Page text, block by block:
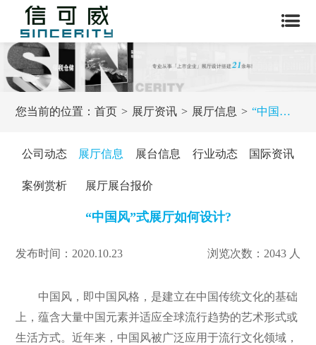
您当前的位置：首页 展厅资讯 展厅信息 “中国风”式展厅如何设计?
公司动态 展厅信息 展台信息 行业动态 国际资讯
案例赏析 展厅展台报价
“中国风”式展厅如何设计?
发布时间：2020.10.23 浏览次数：2043 人
中国风，即中国风格，是建立在中国传统文化的基础
上，蕴含大量中国元素并适应全球流行趋势的艺术形式或
生活方式。近年来，中国风被广泛应用于流行文化领域，